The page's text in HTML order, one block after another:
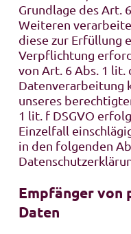
Grundlage des Art.
Weiteren
diese zur Erfüllung
Verpflichtung
von Art. 6 Abs. 1 lit.
Datenverarbeitung
unseres
1 lit. f DSGVO
Einzelfall
in den folgenden
Empfänger von
Daten